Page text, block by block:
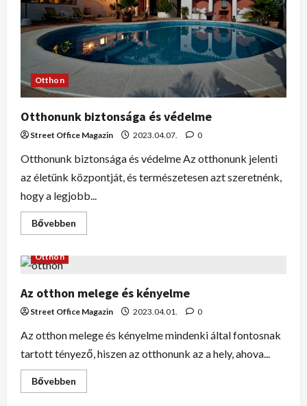
Otthon
Otthonunk biztonsága és védelme
Street Office Magazin 2023.04.07. 0
Otthonunk biztonsága és védelme Az otthonunk jelenti
az életünk központját, és természetesen azt szeretnénk,
hogy a legjobb...
Bővebben
Otthon
Az otthon melege és kényelme
Street Office Magazin 2023.04.01. 0
Az otthon melege és kényelme mindenki által fontosnak
tartott tényező, hiszen az otthonunk az a hely, ahova...
Bővebben